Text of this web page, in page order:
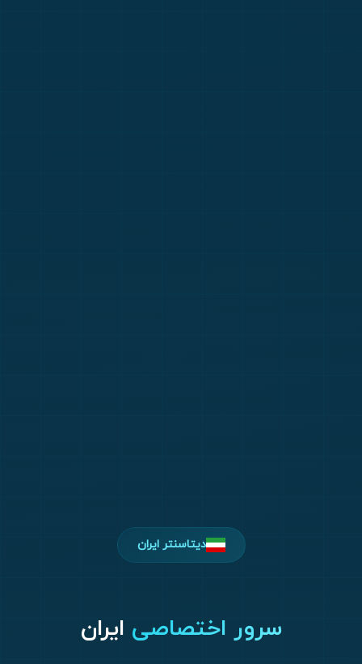
دیتاسنتر ایران
سرور اختصاصی ایران